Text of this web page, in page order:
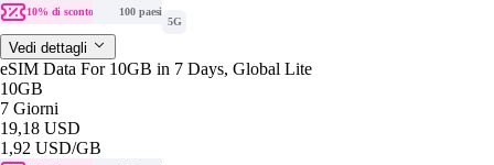
10% di sconto
100 paesi
5G
Vedi dettagli
eSIM Data For 10GB in 7 Days, Global Lite
10GB
7 Giorni
19,18 USD
1,92 USD/GB